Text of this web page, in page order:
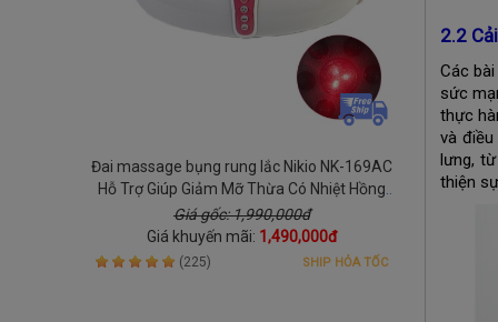
Đai massage bụng rung lắc Nikio NK-169AC
Hỗ Trợ Giúp Giảm Mỡ Thừa Có Nhiệt Hồng
Ngoại
Giá gốc: 1,990,000đ
Giá khuyến mãi: 1,490,000đ
(225) SHIP HỎA TỐC
2.2
Các
sức
thực
và
lưng,
thiện